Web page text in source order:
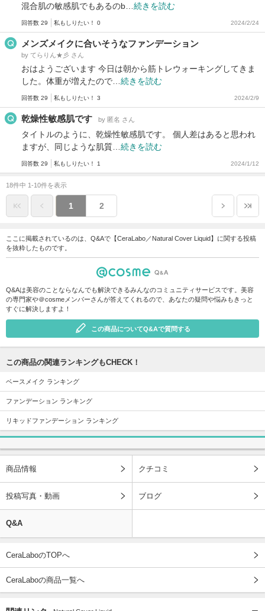
混合肌の敏感肌でもあるのb… 続きを読む
回答数 29 私もしりたい！ 0 2024/2/24
メンズメイクに合いそうなファンデーション
by てらりん★彡 さん
おはようございます 今日は朝から筋トレウォーキングしてきま
した。体重が増えたので… 続きを読む
回答数 29 私もしりたい！ 3 2024/2/9
乾燥性敏感肌です by 匿名 さん
タイトルのように、乾燥性敏感肌です。 個人差はあると思われ
ますが、同じような肌質… 続きを読む
回答数 29 私もしりたい！ 1 2024/1/12
18件中 1-10件を表示
1 2
ここに掲載されているのは、Q&Aで【CeraLabo／Natural Cover Liquid】に関する投稿
を抜粋したものです。
Q&Aは美容のことならなんでも解決できるみんなのコミュニティサービスです。美容
の専門家や＠cosmeメンバーさんが答えてくれるので、あなたの疑問や悩みもきっと
すぐに解決しますよ！
この商品についてQ&Aで質問する
この商品の関連ランキングもCHECK！
ベースメイク ランキング
ファンデーション ランキング
リキッドファンデーション ランキング
商品情報 クチコミ
投稿写真・動画 ブログ
Q&A
CeraLaboのTOPへ
CeraLaboの商品一覧へ